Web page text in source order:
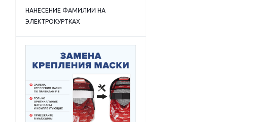
НАНЕСЕНИЕ ФАМИЛИИ НА
ЭЛЕКТРОКУРТКАХ